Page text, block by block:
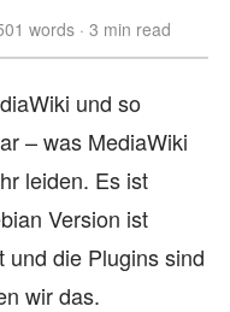
words 3 min read
und so
– was MediaWiki
leiden. Es ist
Version ist
und die Plugins sind
wir das.